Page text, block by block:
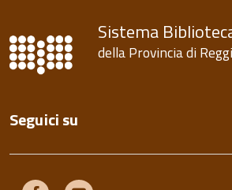
Sistema
della Provincia di
Seguici su
Facebook